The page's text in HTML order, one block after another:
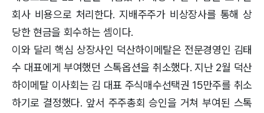
회사 비용으로 처리한다. 지배주주가 비상장사를 통해 상
당한 현금을 회수하는 셈이다.
이와 달리 핵심 상장사인 덕산하이메탈은 전문경영인 김태
수 대표에게 부여했던 스톡옵션을 취소했다. 지난 2월 덕산
하이메탈 이사회는 김 대표 주식매수선택권 15만주를 취소
하기로 결정했다. 앞서 주주총회 승인을 거쳐 부여된 스톡